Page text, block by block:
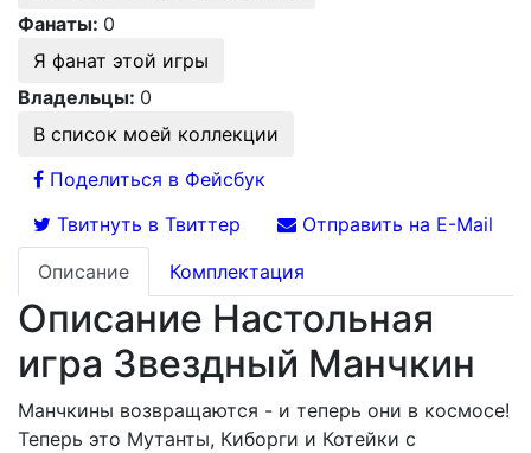
Фанаты: 0
Я фанат этой игры
Владельцы: 0
В список моей коллекции
Поделиться в Фейсбук
Твитнуть в Твиттер
Отправить на E-Mail
Описание
Комплектация
Описание Настольная
игра Звездный Манчкин
Манчкины возвращаются - и теперь они в космосе!
Теперь это Мутанты, Киборги и Котейки с